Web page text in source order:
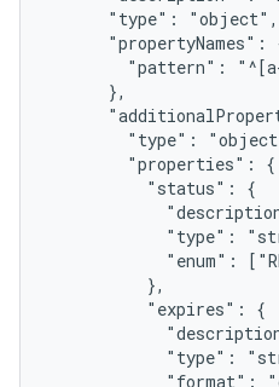
      "type": "object",
"propertyNames":
"pattern":
      },
"type":
        "properties": {
          "status": {
"type":
"enum":
          },
          "expires": {
"type":
"format":